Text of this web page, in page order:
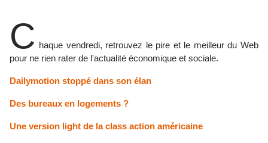
C haque vendredi, retrouvez le pire et le meilleur du Web
pour ne rien rater de l'actualité économique et sociale.
Dailymotion stoppé dans son élan
Des bureaux en logements ?
Une version light de la class action américaine